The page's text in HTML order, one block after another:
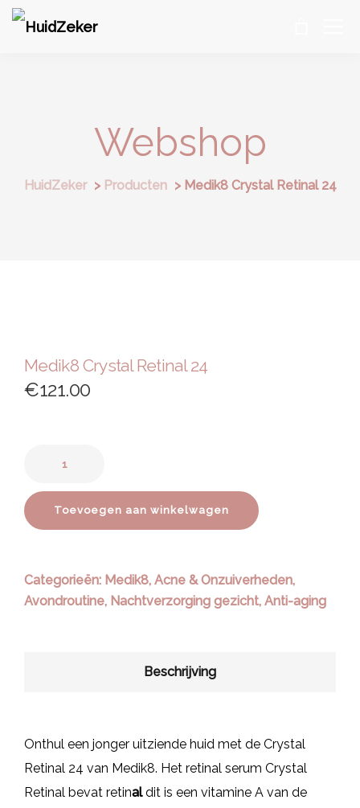
Webshop
HuidZeker > Producten > Medik8 Crystal Retinal 24
Medik8 Crystal Retinal 24
€121.00
Toevoegen aan winkelwagen
Categorieën: Medik8, Acne & Onzuiverheden,
Avondroutine, Nachtverzorging gezicht, Anti-aging
Beschrijving
Onthul een jonger uitziende huid met de Crystal
Retinal 24 van Medik8. Het retinal serum Crystal
Retinal bevat retinaldit is een vitamine A van de